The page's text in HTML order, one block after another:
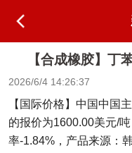
【合成橡胶】丁
2026/6/4 14:26:37
【国际价格】中国中国
的报价为1600.00美元/
率-1.84%，产品来源：韩